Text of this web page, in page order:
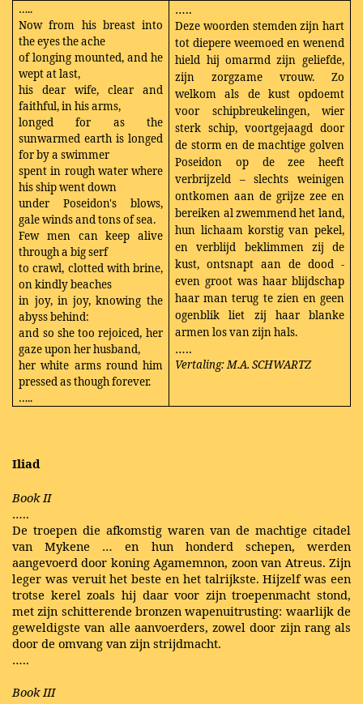
…..
Now from his breast into
the eyes the ache
of longing mounted, and he
wept at last,
his dear wife, clear and
faithful, in his arms,
longed for as the
sunwarmed earth is longed
for by a swimmer
spent in rough water where
his ship went down
under Poseidon's blows,
gale winds and tons of sea.
Few men can keep alive
through a big serf
to crawl, clotted with brine,
on kindly beaches
in joy, in joy, knowing the
abyss behind:
and so she too rejoiced, her
gaze upon her husband,
her white arms round him
pressed as though forever.
…..
…..
Deze woorden stemden zijn hart
tot diepere weemoed en wenend
hield hij omarmd zijn geliefde,
zijn zorgzame vrouw. Zo
welkom als de kust opdoemt
voor schipbreukelingen, wier
sterk schip, voortgejaagd door
de storm en de machtige golven
Poseidon op de zee heeft
verbrijzeld – slechts weinigen
ontkomen aan de grijze zee en
bereiken al zwemmend het land,
hun lichaam korstig van pekel,
en verblijd beklimmen zij de
kust, ontsnapt aan de dood -
even groot was haar blijdschap
haar man terug te zien en geen
ogenblik liet zij haar blanke
armen los van zijn hals.
…..
Vertaling: M.A. SCHWARTZ
Iliad
Book II
…..
De troepen die afkomstig waren van de machtige citadel
van Mykene … en hun honderd schepen, werden
aangevoerd door koning Agamemnon, zoon van Atreus. Zijn
leger was veruit het beste en het talrijkste. Hijzelf was een
trotse kerel zoals hij daar voor zijn troepenmacht stond,
met zijn schitterende bronzen wapenuitrusting: waarlijk de
geweldigste van alle aanvoerders, zowel door zijn rang als
door de omvang van zijn strijdmacht.
…..
Book III